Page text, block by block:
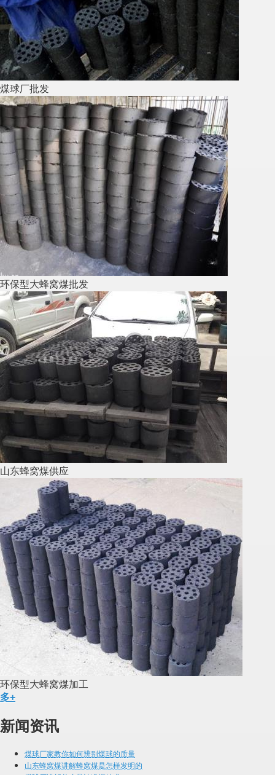
煤球厂批发
环保型大蜂窝煤批发
山东蜂窝煤供应
环保型大蜂窝煤加工
多+
新闻资讯
煤球厂家教你如何辨别煤球的质量
山东蜂窝煤讲解蜂窝煤是怎样发明的